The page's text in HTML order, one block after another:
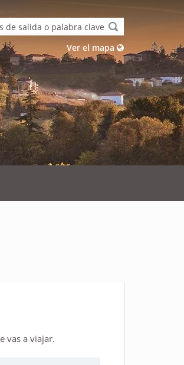
Ver el mapa
vas a viajar.